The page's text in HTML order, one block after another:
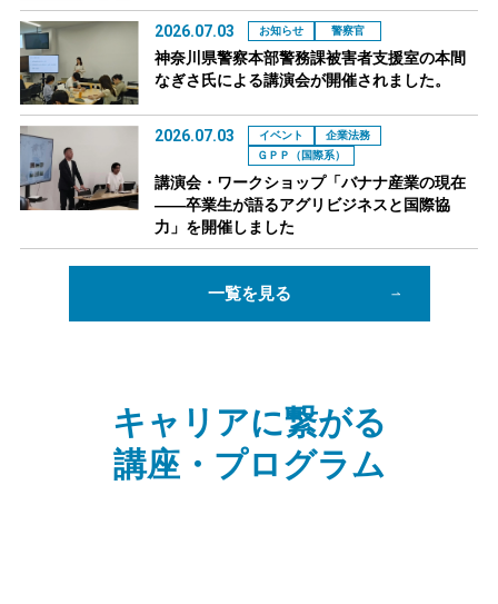
2026.07.03 お知らせ 警察官
神奈川県警察本部警務課被害者支援室の本間
なぎさ氏による講演会が開催されました。
2026.07.03 イベント
企業法務
ＧＰＰ（国際系）
講演会・ワークショップ「バナナ産業の現在
――卒業生が語るアグリビジネスと国際協
力」を開催しました
一覧を見る
キャリアに繋がる
講座・プログラム